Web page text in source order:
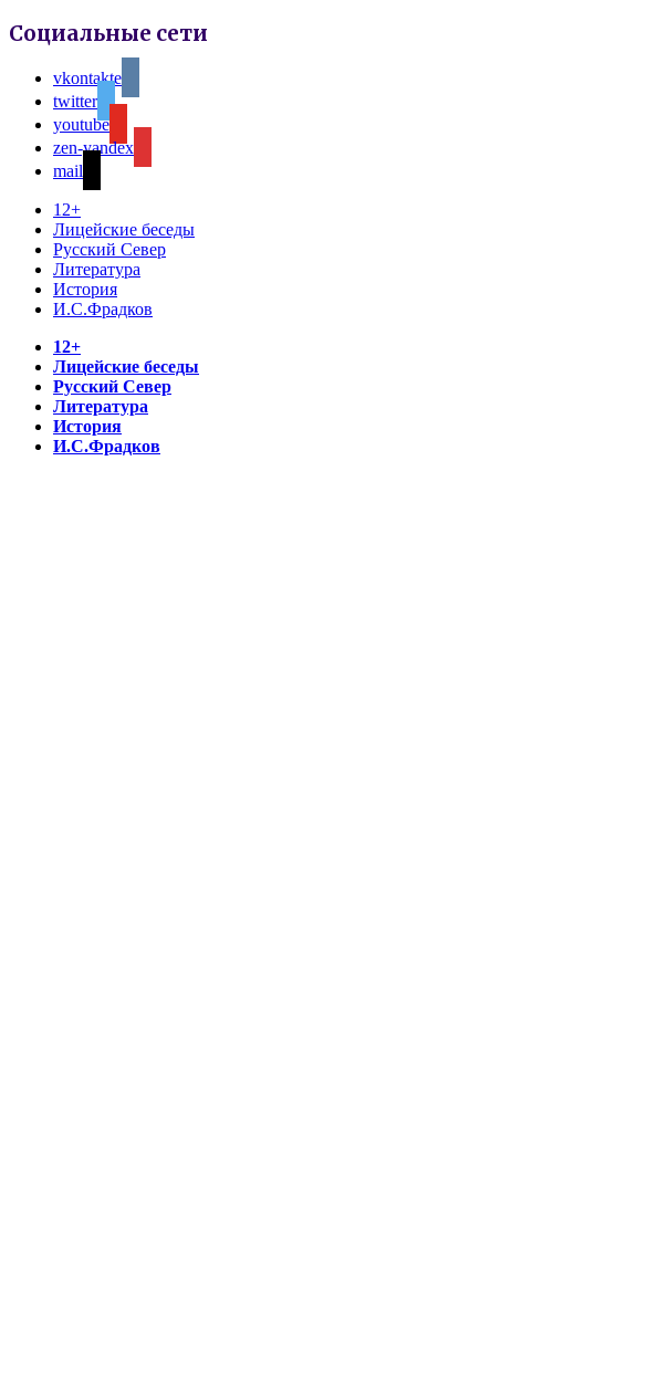
Социальные сети
vkontakte
twitter
youtube
zen-yandex
mail
12+
Лицейские беседы
Русский Север
Литература
История
И.С.Фрадков
12+
Лицейские беседы
Русский Север
Литература
История
И.С.Фрадков